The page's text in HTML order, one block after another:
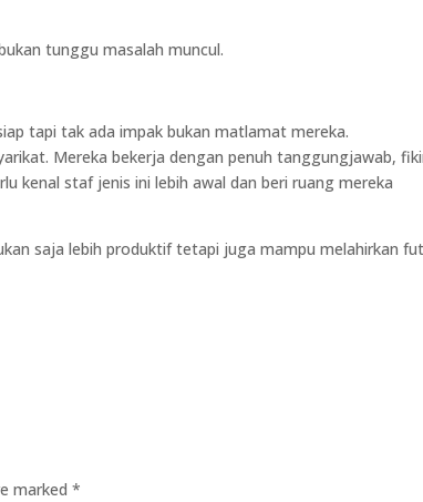
tunggu masalah muncul.
tapi tak ada impak bukan matlamat mereka.
Mereka bekerja dengan penuh tanggungjawab,
kenal staf jenis ini lebih awal dan beri ruang mereka
saja lebih produktif tetapi juga mampu melahirkan
marked*